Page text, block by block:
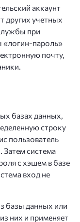
аккаунт
других учетных
при
«логин-пароль»
почту,
базах данных,
строку
пользователь
Затем система
с хэшем в базе
вход не
базы данных или
них и применяет